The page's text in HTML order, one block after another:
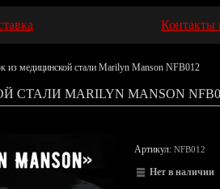
Контакты
из медицинской стали Marilyn Manson NFB012
MARILYN MANSON
Артикул: NFB012
Нет в наличии